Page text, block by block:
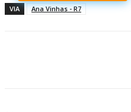
VIA Ana Vinhas - R7